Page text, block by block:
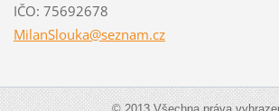
IČO: 75692678
MilanSlouka@seznam.cz